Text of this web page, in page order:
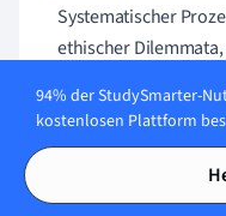
Systematischer
ethischer
Pflegeausbildung
Lernprozess der
Praxis anzuwenden
94% der StudySmarter-
kostenlosen Plattform